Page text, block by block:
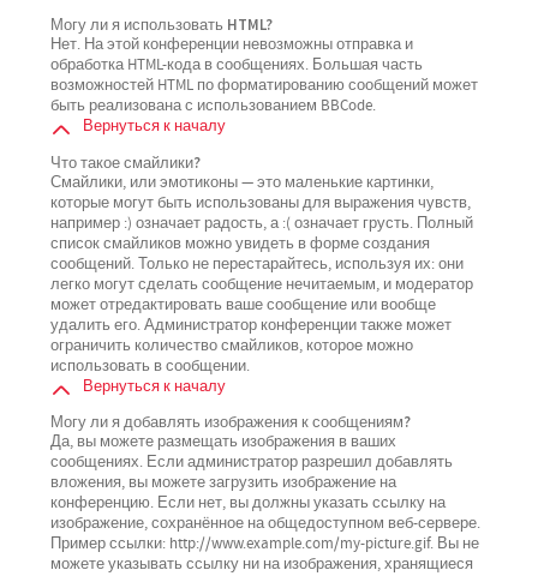
Могу ли я использовать HTML?
Нет. На этой конференции невозможны отправка и
обработка HTML-кода в сообщениях. Большая часть
возможностей HTML по форматированию сообщений может
быть реализована с использованием BBCode.
Вернуться к началу
Что такое смайлики?
Смайлики, или эмотиконы — это маленькие картинки,
которые могут быть использованы для выражения чувств,
например :) означает радость, а :( означает грусть. Полный
список смайликов можно увидеть в форме создания
сообщений. Только не перестарайтесь, используя их: они
легко могут сделать сообщение нечитаемым, и модератор
может отредактировать ваше сообщение или вообще
удалить его. Администратор конференции также может
ограничить количество смайликов, которое можно
использовать в сообщении.
Вернуться к началу
Могу ли я добавлять изображения к сообщениям?
Да, вы можете размещать изображения в ваших
сообщениях. Если администратор разрешил добавлять
вложения, вы можете загрузить изображение на
конференцию. Если нет, вы должны указать ссылку на
изображение, сохранённое на общедоступном веб-сервере.
Пример ссылки: http://www.example.com/my-picture.gif. Вы не
можете указывать ссылку ни на изображения, хранящиеся